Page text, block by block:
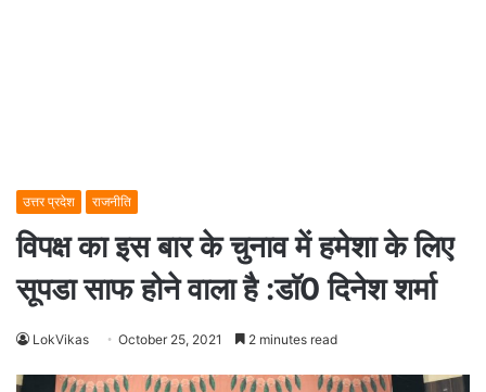
उत्तर प्रदेश राजनीति
विपक्ष का इस बार के चुनाव में हमेशा के लिए
सूपडा साफ होने वाला है :डाॅ0 दिनेश शर्मा
LokVikas October 25, 2021 2 minutes read